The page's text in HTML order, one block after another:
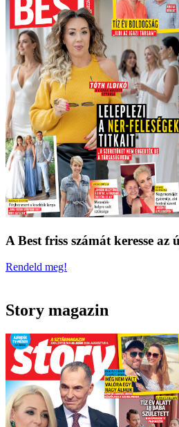
A Best friss számát keresse az
Rendeld meg!
Story magazin